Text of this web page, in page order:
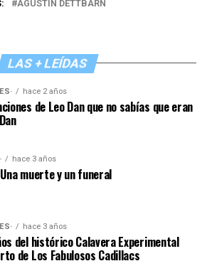
AGUSTIN DETTBARN
LAS + LEÍDAS
hace 2 años
de Leo Dan que no sabías que eran
hace 3 años
muerte y un funeral
hace 3 años
del histórico Calavera Experimental
de Los Fabulosos Cadillacs